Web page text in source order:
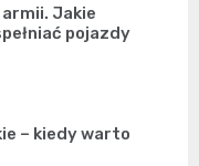
Jakie
pojazdy
– kiedy warto